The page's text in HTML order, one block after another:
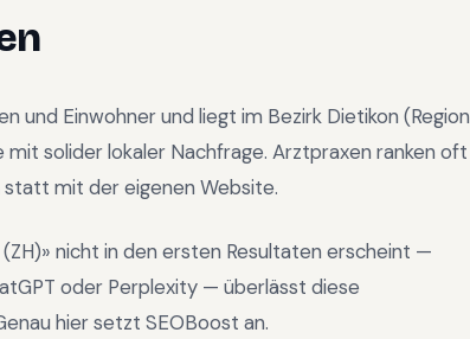
und Einwohner und liegt im Bezirk Dietikon (Region
solider lokaler Nachfrage. Arztpraxen ranken oft
mit der eigenen Website.
» nicht in den ersten Resultaten erscheint —
oder Perplexity — überlässt diese
hier setzt SEOBoost an.